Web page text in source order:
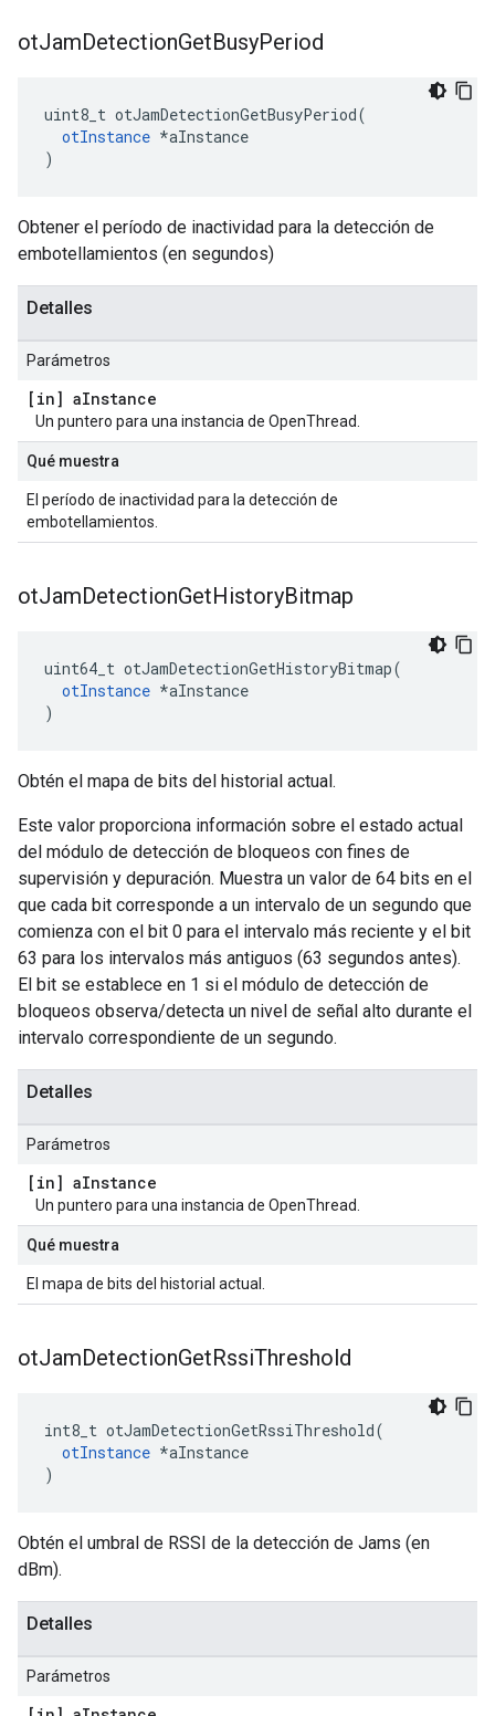
otJamDetectionGetBusyPeriod
uint8_t otJamDetectionGetBusyPeriod(
otInstance *aInstance
)
Obtener el período de inactividad para la detección de
embotellamientos (en segundos)
Detalles
Parámetros
[in] aInstance
Un puntero para una instancia de OpenThread.
Qué muestra
El período de inactividad para la detección de
embotellamientos.
otJamDetectionGetHistoryBitmap
uint64_t otJamDetectionGetHistoryBitmap(
otInstance *aInstance
)
Obtén el mapa de bits del historial actual.
Este valor proporciona información sobre el estado actual
del módulo de detección de bloqueos con fines de
supervisión y depuración. Muestra un valor de 64 bits en el
que cada bit corresponde a un intervalo de un segundo que
comienza con el bit 0 para el intervalo más reciente y el bit
63 para los intervalos más antiguos (63 segundos antes).
El bit se establece en 1 si el módulo de detección de
bloqueos observa/detecta un nivel de señal alto durante el
intervalo correspondiente de un segundo.
Detalles
Parámetros
[in] aInstance
Un puntero para una instancia de OpenThread.
Qué muestra
El mapa de bits del historial actual.
otJamDetectionGetRssiThreshold
int8_t otJamDetectionGetRssiThreshold(
otInstance *aInstance
)
Obtén el umbral de RSSI de la detección de Jams (en
dBm).
Detalles
Parámetros